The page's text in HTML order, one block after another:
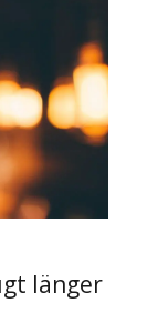
länger